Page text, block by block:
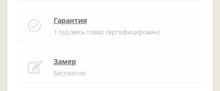
Гарантия
1 год (весь товар сертифицирован)
Замер
Бесплатно